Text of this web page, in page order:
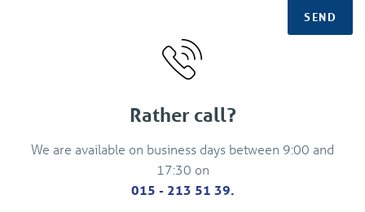
SEND
Rather call?
We are available on business days between 9:00 and
17:30 on
015 - 213 51 39.